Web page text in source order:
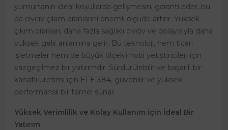
yumurtanın ideal koşullarda gelişmesini garanti eder, bu
da civciv çıkım oranlarını önemli ölçüde artırır. Yüksek
çıkım oranları, daha fazla sağlıklı civciv ve dolayısıyla daha
yüksek gelir anlamına gelir. Bu teknoloji, hem ticari
işletmeler hem de büyük ölçekli hobi yetiştiricileri için
vazgeçilmez bir yatırımdır. Sürdürülebilir ve başarılı bir
kanatlı üretimi için EFE 384, güvenilir ve yüksek
performanslı bir temel sunar.
Yüksek Verimlilik ve Kolay Kullanım İçin İdeal Bir
Yatırım